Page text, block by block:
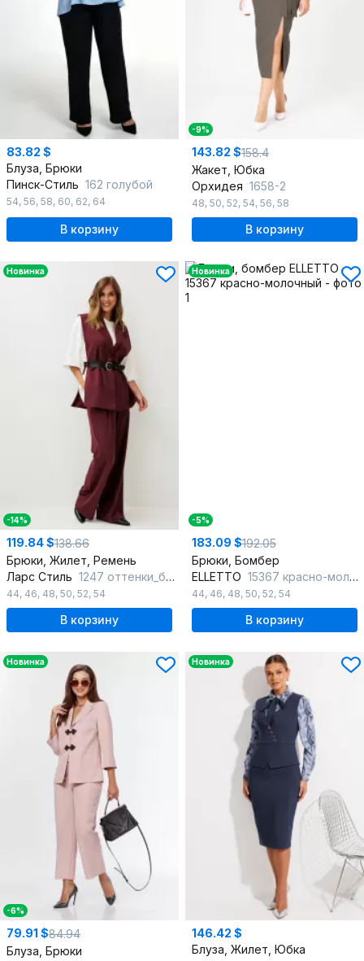
83.82 $
Блуза, Брюки
Пинск-Стиль 162 голубой
54, 56, 58, 60, 62, 64
В корзину
-9%
143.82 $158.4
Жакет, Юбка
Орхидея 1658-2
48, 50, 52, 54, 56, 58
В корзину
Новинка
-14%
119.84 $138.66
Брюки, Жилет, Ремень
Ларс Стиль 1247 оттенки_бордо
44, 46, 48, 50, 52, 54
В корзину
Новинка
-5%
183.09 $192.05
Брюки, Бомбер
ELLETTO 15367 красно-молочный
44, 46, 48, 50, 52, 54
В корзину
Новинка
-6%
79.91 $84.94
Блуза, Брюки
Новинка
146.42 $
Блуза, Жилет, Юбка